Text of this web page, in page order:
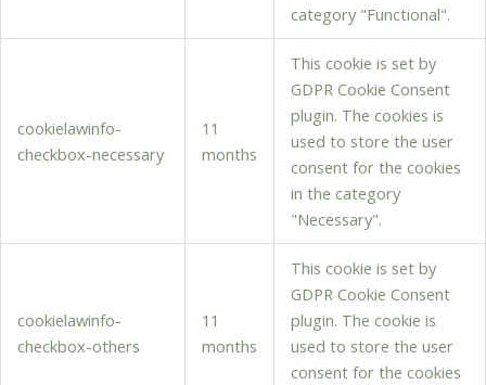
category "Functional".
cookielawinfo-
checkbox-necessary
11
months
This cookie is set by
GDPR Cookie Consent
plugin. The cookies is
used to store the user
consent for the cookies
in the category
"Necessary".
cookielawinfo-
checkbox-others
11
months
This cookie is set by
GDPR Cookie Consent
plugin. The cookie is
used to store the user
consent for the cookies